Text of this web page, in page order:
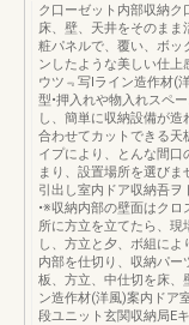
ク口ーゼット内部収納
床、壁、天井をそのま
粧パネルで、覆い、ボッ
ンしたような美しい仕上
ウツ﹃写lライン造作材(
型•押入れや物入れスペ
し、簡単に収納設備が
合わせてカットできる天
イプにより、とんな間
まり、設置場所を選び
引出し室内ドア収納吾
•※収納内部の壁面はク
所に方立を立てたら、
し、方立と夕、ボ組に
内部を仕切り、収納パ
板、方立、中仕切を床、
ン造作材(洋風)案内ドア
段ユニット玄関収納局E